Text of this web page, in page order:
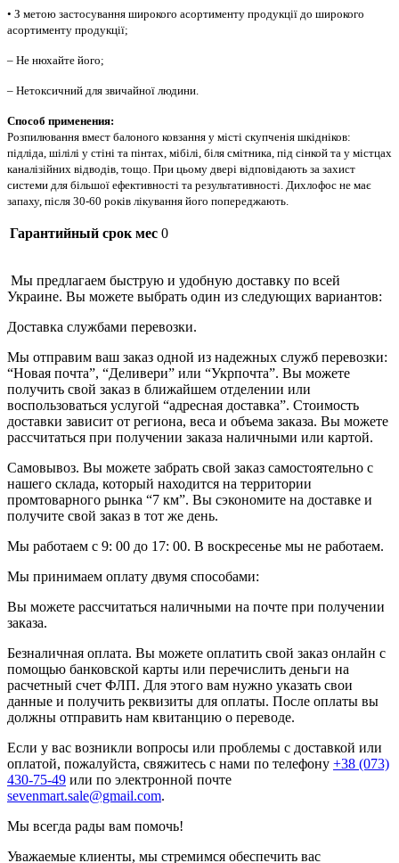
• З метою застосування широкого асортименту продукції до широкого
асортименту продукції;
– Не нюхайте його;
– Нетоксичний для звичайної людини.
Способ применения:
Розпилювання вмест балоного ковзання у місті скупченія шкідніков:
підліда, шілілі у стіні та пінтах, мібілі, біля смітника, під сінкой та у містцах
каналізійних відводів, тощо. При цьому двері відповідають за захист
системи для більшої ефективності та результативності. Дихлофос не має
запаху, після 30-60 років лікування його попереджають.
Гарантийный срок мес 0
Мы предлагаем быструю и удобную доставку по всей
Украине. Вы можете выбрать один из следующих вариантов:
Доставка службами перевозки.
Мы отправим ваш заказ одной из надежных служб перевозки:
“Новая почта”, “Деливери” или “Укрпочта”. Вы можете
получить свой заказ в ближайшем отделении или
воспользоваться услугой “адресная доставка”. Стоимость
доставки зависит от региона, веса и объема заказа. Вы можете
рассчитаться при получении заказа наличными или картой.
Самовывоз. Вы можете забрать свой заказ самостоятельно с
нашего склада, который находится на территории
промтоварного рынка “7 км”. Вы сэкономите на доставке и
получите свой заказ в тот же день.
Мы работаем с 9: 00 до 17: 00. В воскресенье мы не работаем.
Мы принимаем оплату двумя способами:
Вы можете рассчитаться наличными на почте при получении
заказа.
Безналичная оплата. Вы можете оплатить свой заказ онлайн с
помощью банковской карты или перечислить деньги на
расчетный счет ФЛП. Для этого вам нужно указать свои
данные и получить реквизиты для оплаты. После оплаты вы
должны отправить нам квитанцию о переводе.
Если у вас возникли вопросы или проблемы с доставкой или
оплатой, пожалуйста, свяжитесь с нами по телефону +38 (073)
430-75-49 или по электронной почте
sevenmart.sale@gmail.com.
Мы всегда рады вам помочь!
Уважаемые клиенты, мы стремимся обеспечить вас